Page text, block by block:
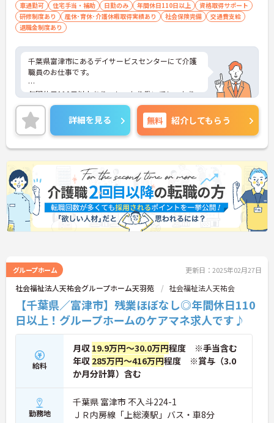
車通勤可 住宅手当・補助 日勤のみ 年間休日110日以上
資格取得サポート
研修制度あり
産休･育休･介護休暇取得実績あり 社会保険完備
交通費支給
退職金制度あり
千葉県富津市にあるデイサービスセンターにて介護
職員のお仕事です。
年間休日110日以上あり、しっかり働いてしっかり
休める、社員にとって理想の働き方を実現できます
♪
ご興味ある方には、面接対策ポイントなど、さらに
詳細をお話しいたしますのでお気軽にご相談くださ
い。
詳細を見る 無料 紹介してもらう
グループホーム 更新日：2025年02月27日
社会福祉法人天祐会グループホーム天羽苑 社会福祉法人天祐会
【千葉県／富津市】残業ほぼなし◎年間休日110
日以上！グループホームのケアマネ求人です♪
給料
月収 19.9万円～30.0万円程度 ※手当含む
年収 285万円～416万円程度 ※賞与（3.0
か月分計算）含む
勤務地
千葉県 富津市 不入斗224-1
ＪＲ内房線「上総湊駅」バス・車8分